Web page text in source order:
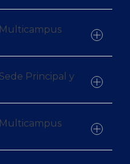
Multicampus
Principal y